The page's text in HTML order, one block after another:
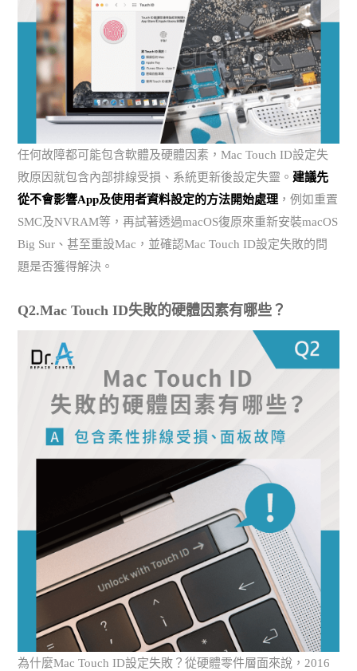
任何故障都可能包含軟體及硬體因素，Mac Touch ID設定失
敗原因就包含內部排線受損、系統更新後設定失靈。 建議先
從不會影響App及使用者資料設定的方法開始處理 ，例如重置
SMC及NVRAM等，再試著透過macOS復原來重新安裝macOS
Big Sur、甚至重設Mac，並確認Mac Touch ID設定失敗的問
題是否獲得解決。
Q2.Mac Touch ID失敗的硬體因素有哪些？
為什麼Mac Touch ID設定失敗？從硬體零件層面來說，2016